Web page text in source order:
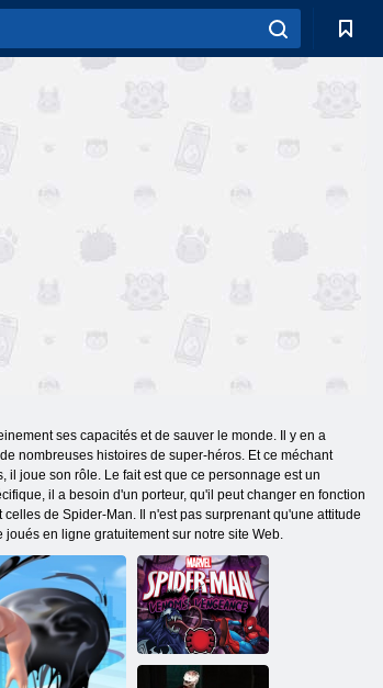
ses capacités et de sauver le monde. Il y en a
nombreuses histoires de super-héros. Et ce méchant
il joue son rôle. Le fait est que ce personnage est un
il a besoin d'un porteur, qu'il peut changer en fonction
de Spider-Man. Il n'est pas surprenant qu'une attitude
en ligne gratuitement sur notre site Web.